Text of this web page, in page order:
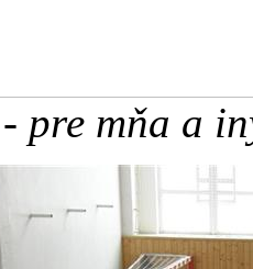
- pre mňa a